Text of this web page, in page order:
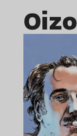
Oizo